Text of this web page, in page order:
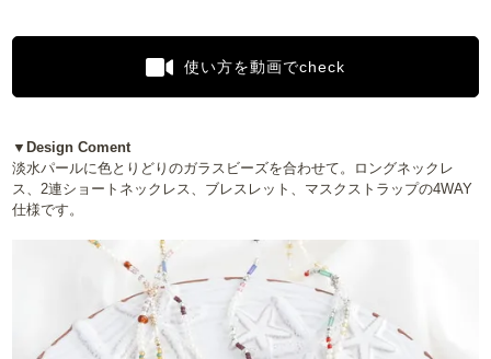
使い方を動画でcheck
▼Design Coment
淡水パールに色とりどりのガラスビーズを合わせて。ロングネックレ
ス、2連ショートネックレス、ブレスレット、マスクストラップの4WAY
仕様です。